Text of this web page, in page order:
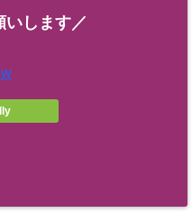
いします／